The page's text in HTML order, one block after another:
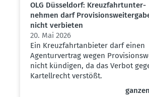
OLG Düsseldorf: Kreuz­fahrt­un­ter­
nehmen darf
nicht verbieten
20. Mai 2026
Ein Kreuzfahrtanbieter darf einen
Agenturvertrag wegen
nicht kündigen, da das Verbot
Kartellrecht verstößt.